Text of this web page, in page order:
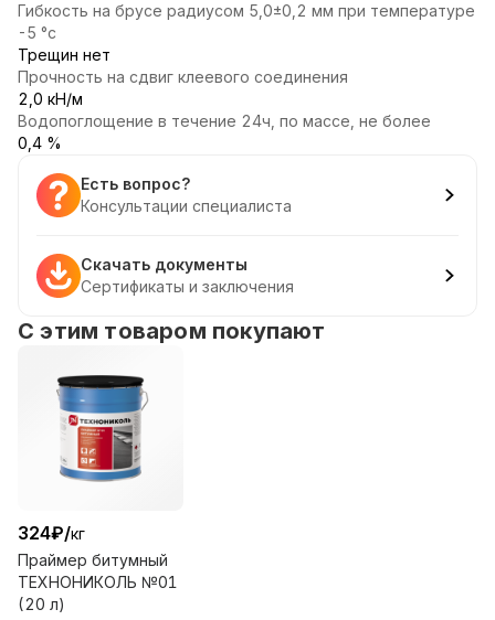
Гибкость на брусе радиусом 5,0±0,2 мм при температуре
-5 °с
Трещин нет
Прочность на сдвиг клеевого соединения
2,0 кН/м
Водопоглощение в течение 24ч, по массе, не более
0,4 %
Есть вопрос?
Консультации специалиста
Скачать документы
Сертификаты и заключения
С этим товаром покупают
324₽/кг
Праймер битумный
ТЕХНОНИКОЛЬ №01
(20 л)